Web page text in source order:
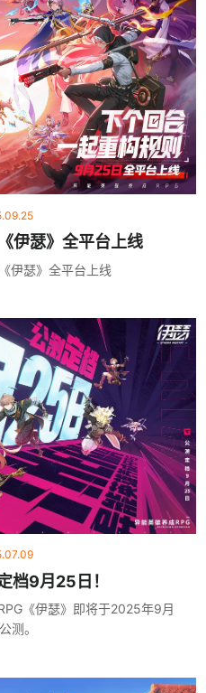
伊瑟》全平台上线
伊瑟》全平台上线
档9月25日！
《伊瑟》即将于2025年9月
测。